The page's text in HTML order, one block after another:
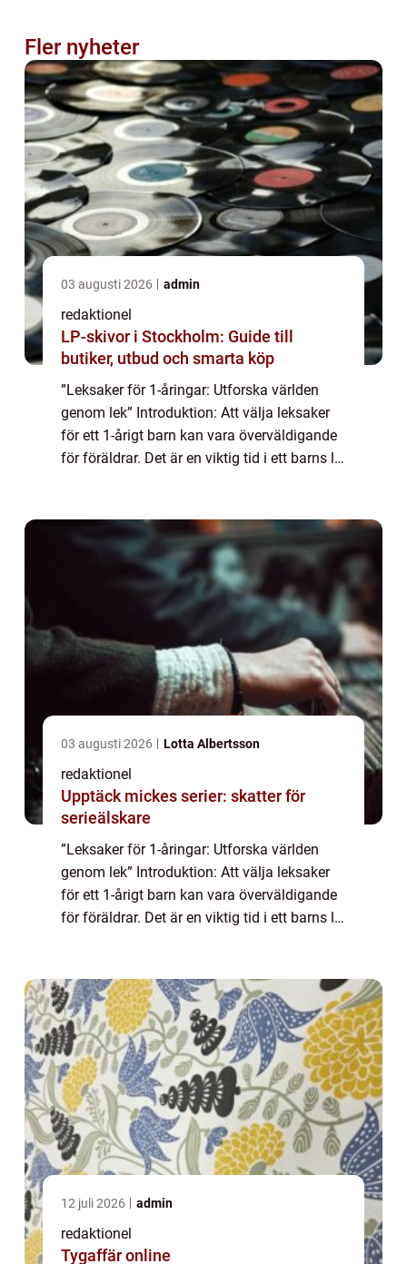
Fler nyheter
03 augusti 2026 admin
redaktionel
LP-skivor i Stockholm: Guide till
butiker, utbud och smarta köp
”Leksaker för 1-åringar: Utforska världen
genom lek” Introduktion: Att välja leksaker
för ett 1-årigt barn kan vara överväldigande
för föräldrar. Det är en viktig tid i ett barns liv
03 augusti 2026 Lotta Albertsson
redaktionel
Upptäck mickes serier: skatter för
serieälskare
”Leksaker för 1-åringar: Utforska världen
genom lek” Introduktion: Att välja leksaker
för ett 1-årigt barn kan vara överväldigande
för föräldrar. Det är en viktig tid i ett barns liv
12 juli 2026 admin
redaktionel
Tygaffär online